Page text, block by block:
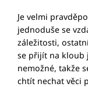
Je velmi
jednoduše se
záležitosti,
se přijít na kloub
nemožné, takže
chtít nechat věci